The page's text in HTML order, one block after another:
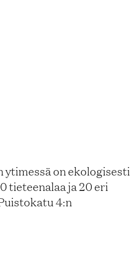
on ekologisesti
tieteenalaa ja 20 eri
4:n